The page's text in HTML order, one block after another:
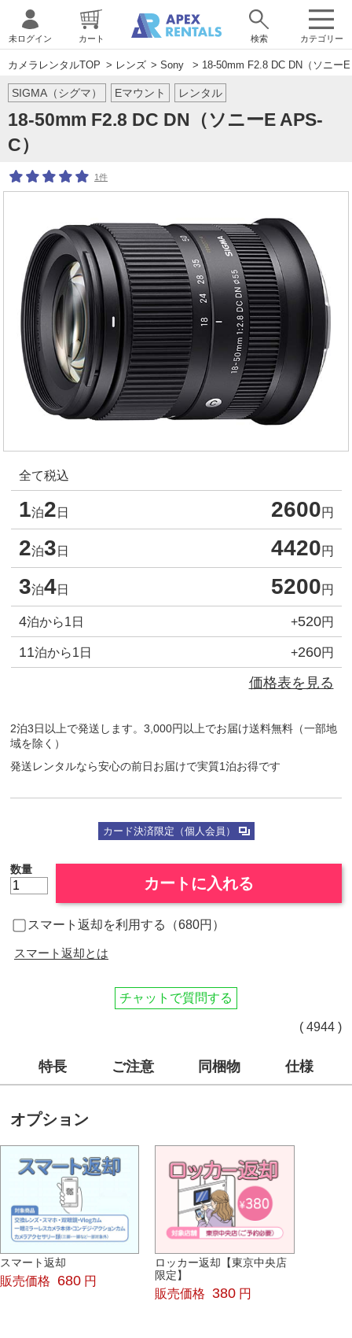
カテゴリー
未ログイン カート 検索
カメラレンタルTOP > レンズ > Sony > 18-50mm F2.8 DC DN（ソニー
SIGMA（シグマ）
18-50mm F2.8 DC DN（ソニーE APS-
C）
Eマウント レンタル
1件
全て税込
1泊2 日 2600円
2泊3 日 4420円
3泊4日 5200円
4泊から1日 +520円
11泊から1日 +260円
価格表を見る
2泊3日以上で発送します。3,000円以上でお届け送料無料（一部地
域を除く）
発送レンタルなら安心の前日お届けで実質1泊お得です
カード決済限定（個人会員）
数量
カートに入れる
スマート返却を利用する（680円）
スマート返却とは
チャットで質問する
( 4944 )
特長 ご注意 同梱物 仕様
オプション
スマート返却
販売価格 680 円
ロッカー返却【東京中央店
限定】
販売価格 380 円